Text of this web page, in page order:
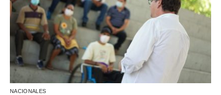
NACIONALES